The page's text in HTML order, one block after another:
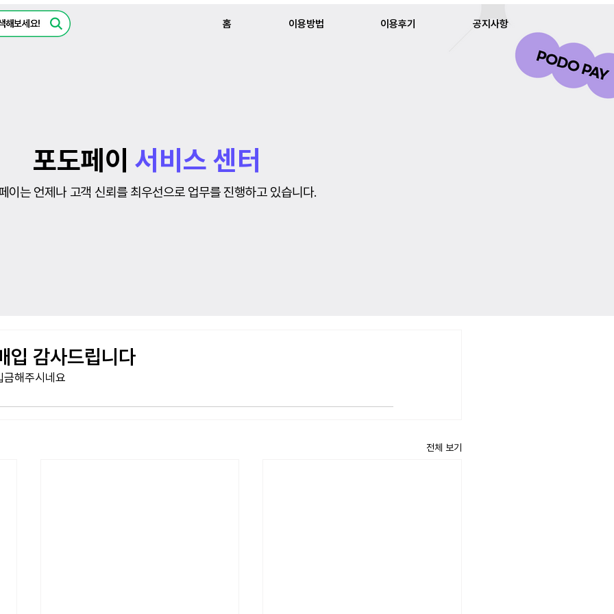
홈 이용방법 이용후기 공지사항
포도페이 서비스 센터
이는 언제나 고객 신뢰를 최우선으로 업무를 진행하고 있습니다.
입 감사드립니다
해주시네요
전체 보기